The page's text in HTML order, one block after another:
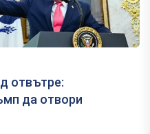
отвътре:
да отвори